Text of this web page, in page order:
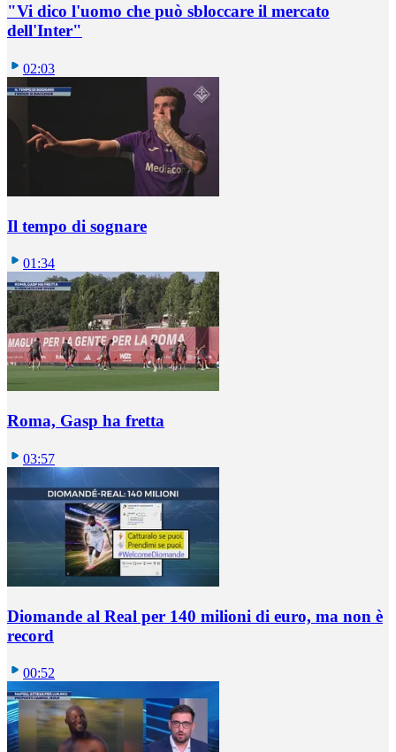
"Vi dico l'uomo che può sbloccare il mercato
dell'Inter"
02:03
Il tempo di sognare
01:34
Roma, Gasp ha fretta
03:57
Diomande al Real per 140 milioni di euro, ma non è
record
00:52